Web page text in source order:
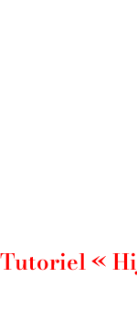
Tutoriel «